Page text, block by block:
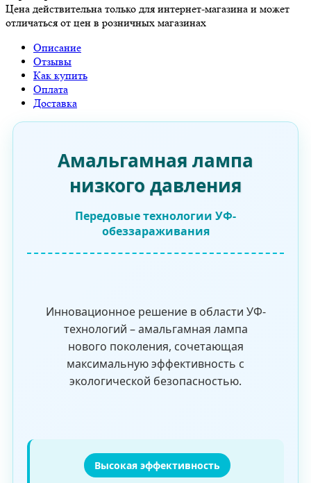
Цена действительна только для интернет-магазина и может
отличаться от цен в розничных магазинах
Описание
Отзывы
Как купить
Оплата
Доставка
Амальгамная лампа
низкого давления
Передовые технологии УФ-
обеззараживания
Инновационное решение в области УФ-
технологий – амальгамная лампа
нового поколения, сочетающая
максимальную эффективность с
экологической безопасностью.
Высокая эффективность